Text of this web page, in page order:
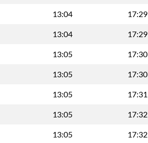
13:04 17:29
13:04 17:29
13:05 17:30
13:05 17:30
13:05 17:31
13:05 17:32
13:05 17:32